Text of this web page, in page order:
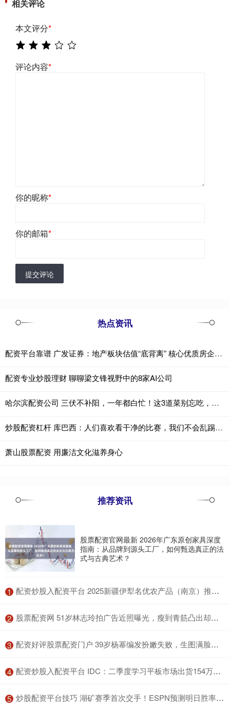
相关评论
本文评分*
评论内容*
你的昵称*
你的邮箱*
提交评论
热点资讯
配资平台靠谱 广发证券：地产板块估值“底背离” 核心优质房企具备长期配置价值
配资专业炒股理财 聊聊梁文锋视野中的8家AI公司
哈尔滨配资公司 三伏不补阳，一年都白忙！这3道菜别忘吃，补阳健脾
炒股配资杠杆 库巴西：人们喜欢看干净的比赛，我们不会乱踢人，赢得起也输得起
萧山股票配资 用廉洁文化滋养身心
推荐资讯
股票配资官网最新 2026年广东原创家具深度
指南：从品牌到源头工厂，如何甄选真正的法
式与古典艺术？
1 ​配资炒股入配资平台 2025新疆伊犁名优农产品（南京）推介活动暨“江苏省农展中心新疆伊犁馆”启动仪式成功举办
2 ​股票配资网 51岁林志玲拍广告近照曝光，瘦到青筋凸出却嘟嘴卖萌
3 ​配资好评股票配资门户 39岁杨幂编发扮嫩失败，生图满脸疲态，变回方脸神似谢娜
4 ​配资炒股入配资平台 IDC：二季度学习平板市场出货154万台 作业帮占28.5%
5 ​炒股配资平台技巧 湖矿赛季首次交手！ESPN预测明日胜率：湖人61.3% 掘金38.7%